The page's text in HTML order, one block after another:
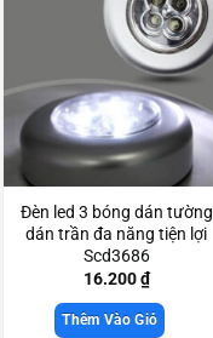
Đèn led 3 bóng dán tường
dán trần đa năng tiện lợi
Scd3686
16.200₫
Thêm Vào Giỏ